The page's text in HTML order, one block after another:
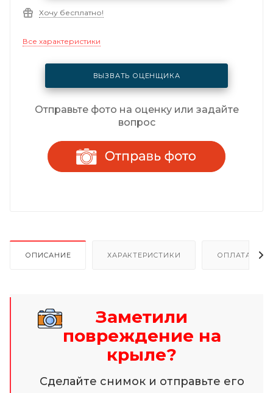
Хочу бесплатно!
Все характеристики
ВЫЗВАТЬ ОЦЕНЩИКА
Отправьте фото на оценку или задайте
вопрос
ОПИСАНИЕ ХАРАКТЕРИСТИКИ ОПЛАТА И
Заметили
повреждение на
крыле?
Сделайте снимок и отправьте его